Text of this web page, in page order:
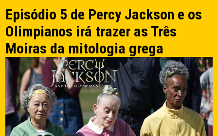
Episódio 5 de Percy Jackson e os
Olimpianos irá trazer as Três
Moiras da mitologia grega